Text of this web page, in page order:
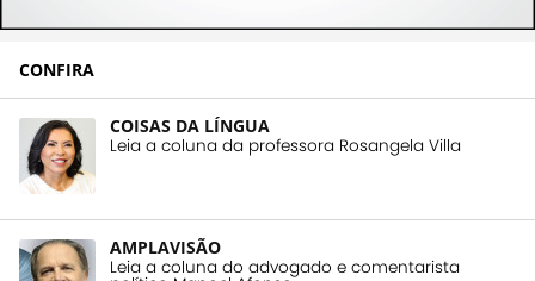
CONFIRA
COISAS DA LÍNGUA
Leia a coluna da professora Rosangela Villa
AMPLAVISÃO
Leia a coluna do advogado e comentarista